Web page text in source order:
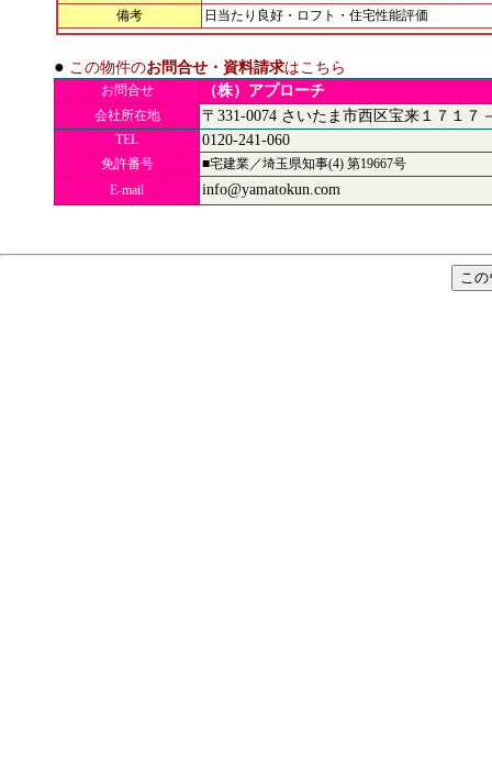
備考
日当たり良好・ロフト・住宅性能評価
● この物件のお問合せ・資料請求はこちら
お問合せ （株）アプローチ
会社所在地 〒331-0074 さいたま市西区宝来１７１７
TEL 0120-241-060
免許番号
■宅建業／埼玉県知事(4) 第19667号
E-mail
info@yamatokun.com